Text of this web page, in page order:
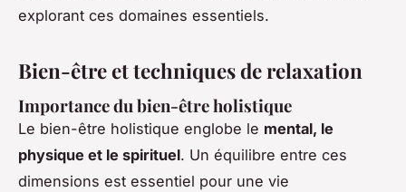
explorant ces domaines essentiels.
Bien-être et techniques de relaxation
Importance du bien-être holistique
Le bien-être holistique englobe le mental, le
physique et le spirituel. Un équilibre entre ces
dimensions est essentiel pour une vie